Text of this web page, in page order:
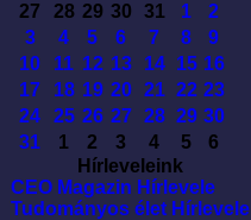
27
28 29 30 31 1
2
3
4 5 6 7 8
9
10
11 12 13 14 15 16
17
18 19 20 21 22 23
24
25 26 27 28 29 30
31
1 2 3 4 5
6
Hírleveleink
CEO Magazin Hírlevele
Tudományos élet Hírlevele